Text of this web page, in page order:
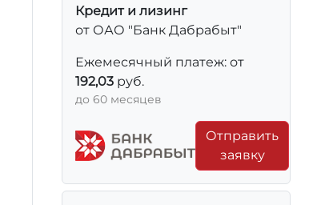
Кредит и лизинг
от ОАО "Банк Дабрабыт"
Ежемесячный платеж: от
192,03 руб.
до 60 месяцев
Отправить
заявку